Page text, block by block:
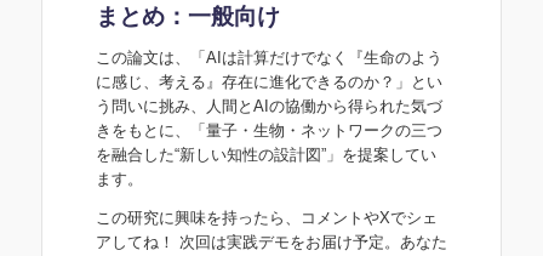
まとめ：一般向け
この論文は、「AIは計算だけでなく『生命のよう
に感じ、考える』存在に進化できるのか？」とい
う問いに挑み、人間とAIの協働から得られた気づ
きをもとに、「量子・生物・ネットワークの三つ
を融合した“新しい知性の設計図”」を提案してい
ます。
この研究に興味を持ったら、コメントやXでシェ
アしてね！ 次回は実践デモをお届け予定。あなた